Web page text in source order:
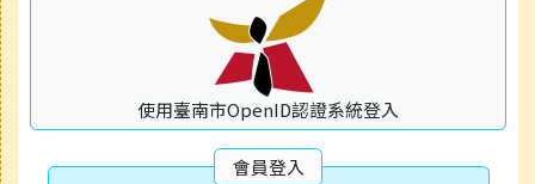
使用臺南市OpenID認證系統登入
會員登入